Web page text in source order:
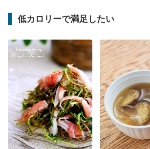
低カロリーで満足したい